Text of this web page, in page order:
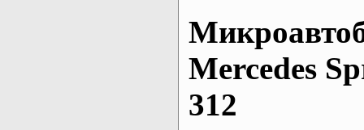
Mеrcedes
312